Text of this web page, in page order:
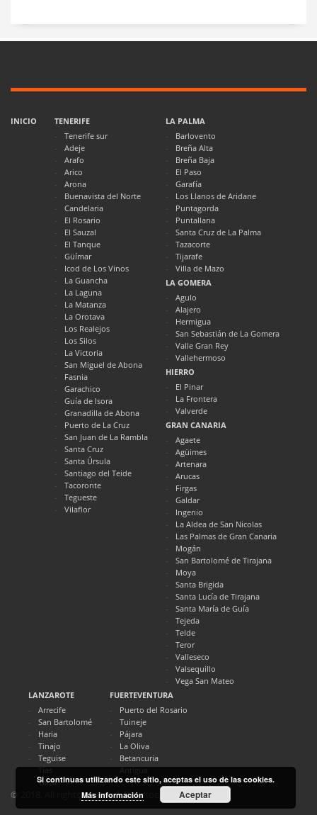
INICIO
TENERIFE
Tenerife sur
Adeje
Arafo
Arico
Arona
Buenavista del Norte
Candelaria
El Rosario
El Sauzal
El Tanque
Güímar
Icod de Los Vinos
La Guancha
La Laguna
La Matanza
La Orotava
Los Realejos
Los Silos
La Victoria
San Miguel de Abona
Fasnia
Garachico
Guía de Isora
Granadilla de Abona
Puerto de La Cruz
San Juan de La Rambla
Santa Cruz
Santa Úrsula
Santiago del Teide
Tacoronte
Tegueste
Vilaflor
LA PALMA
Barlovento
Breña Alta
Breña Baja
El Paso
Garafía
Los Llanos de Aridane
Puntagorda
Puntallana
Santa Cruz de La Palma
Tazacorte
Tijarafe
Villa de Mazo
LA GOMERA
Agulo
Alajero
Hermigua
San Sebastián de La Gomera
Valle Gran Rey
Vallehermoso
HIERRO
El Pinar
La Frontera
Valverde
GRAN CANARIA
Agaete
Agüimes
Artenara
Arucas
Firgas
Galdar
Ingenio
La Aldea de San Nicolas
Las Palmas de Gran Canaria
Mogán
San Bartolomé de Tirajana
Moya
Santa Brigida
Santa Lucía de Tirajana
Santa María de Guía
Tejeda
Telde
Teror
Valleseco
Valsequillo
Vega San Mateo
LANZAROTE
Arrecife
San Bartolomé
Haria
Tinajo
Teguise
Tías
Yaiza
FUERTEVENTURA
Puerto del Rosario
Tuineje
Pájara
La Oliva
Betancuria
Antigua
© 2018. All rights reserved. Directocanarias.com
Si continuas utilizando este sitio, aceptas el uso de las cookies.
Más información
Aceptar